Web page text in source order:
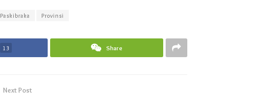
Paskibraka Provinsi
13 Share
Next Post